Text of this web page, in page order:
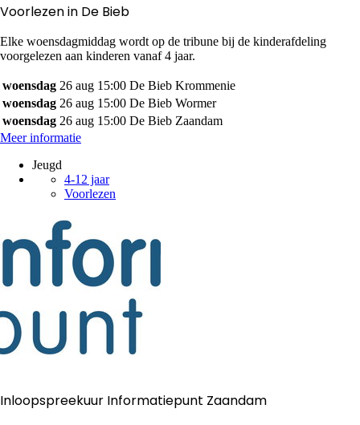
Voorlezen in De Bieb
Elke woensdagmiddag wordt op de tribune bij de kinderafdeling
voorgelezen aan kinderen vanaf 4 jaar.
woensdag 26 aug 15:00 De Bieb Krommenie
woensdag 26 aug 15:00 De Bieb Wormer
woensdag 26 aug 15:00 De Bieb Zaandam
Meer informatie
Jeugd
4-12 jaar
Voorlezen
Inloopspreekuur Informatiepunt Zaandam